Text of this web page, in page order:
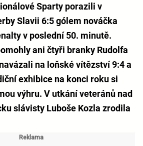
Sparty porazili v
Slavii 6:5 gólem nováčka
v poslední 50. minutě.
ani čtyři branky Rudolfa
na loňské vítězství 9:4 a
exhibice na konci roku si
výhru. V utkání veteránů nad
slávisty Luboše Kozla zrodila